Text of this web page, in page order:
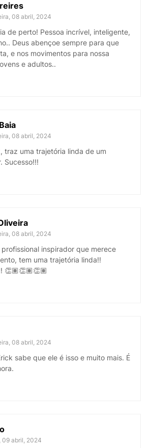
08 abril, 2024
de perto! Pessoa incrível, inteligente,
Deus abençoe sempre para que
e nos movimentos para nossa
e adultos..
08 abril, 2024
traz uma trajetória linda de um
Sucesso!!!
08 abril, 2024
profissional inspirador que merece
tem uma trajetória linda!!
👏🏽👏🏽👏🏽
08 abril, 2024
sabe que ele é isso e muito mais. É
abril, 2024